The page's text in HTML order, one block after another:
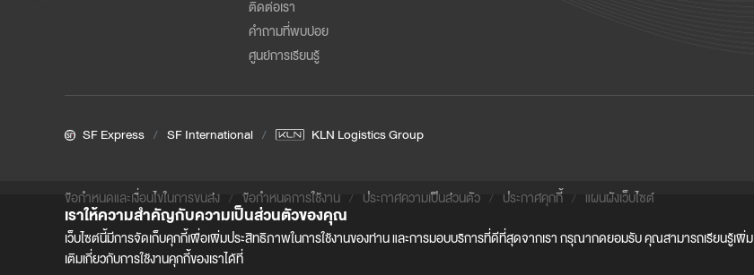
ติดต่อเรา
คำถามที่พบบ่อย
ศูนย์การเรียนรู้
SF Express SF International KLN Logistics Group
ข้อกำหนดและเงื่อนไขในการขนส่ง ข้อกําหนดการใช้งาน ประกาศความเป็นส่วนตัว ประกาศคุกกี้ แผนผังเว็บไซต์
เราให้ความสำคัญกับความเป็นส่วนตัวของคุณ
เว็บไซต์นี้มีการจัดเก็บคุกกี้เพื่อเพิ่มประสิทธิภาพในการใช้งานของท่าน และการมอบบริการที่ดีที่สุดจากเรา กรุณากดยอมรับ คุณสามารถเรียนรู้เพิ่ม
เติมเกี่ยวกับการใช้งานคุกกี้ของเราได้ที่